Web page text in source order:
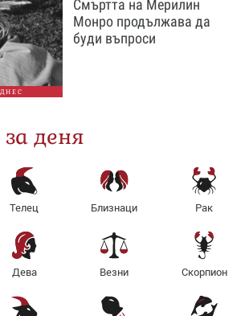
Смъртта на Мерилин
Монро продължава да
буди въпроси
деня
Телец Близнаци Рак
Дева Везни Скорпион